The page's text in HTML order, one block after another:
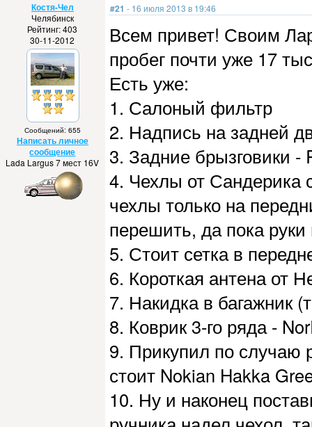
Костя-Чел
Челябинск
Рейтинг: 403
30-11-2012
Сообщений: 655
Написать личное
сообщение
Lada Largus 7 мест 16V
#21 - 16 июля 2013 в 19:46
Всем привет! Своим
пробег почти уже 17
Есть уже:
1. Салоный фильтр
2. Надпись на задней
3. Задние брызговики -
4. Чехлы от Сандерика
чехлы только на
перешить, да пока руки
5. Стоит сетка в
6. Короткая антена от
7. Накидка в багажник
8. Коврик 3-го ряда -
9. Прикупил по случаю
стоит Nokian Hakka
10. Ну и наконец